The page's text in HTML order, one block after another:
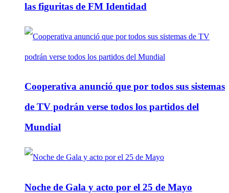
las figuritas de FM Identidad
Cooperativa anunció que por todos sus sistemas
de TV podrán verse todos los partidos del
Mundial
Noche de Gala y acto por el 25 de Mayo